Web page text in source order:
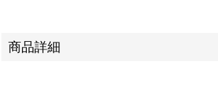
商品詳細